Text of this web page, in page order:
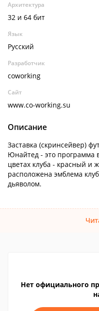
Архитектура
32 и 64 бит
Язык
Русский
Разработчик
coworking
Сайт
www.co-working.su
Описание
Заставка (скринсейвер)
Юнайтед - это программа
цветах клуба - красный и
расположена эмблема
дьяволом.
Нет официального